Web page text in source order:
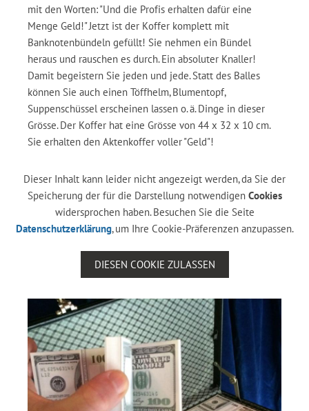
mit den Worten: "Und die Profis erhalten dafür eine
Menge Geld!" Jetzt ist der Koffer komplett mit
Banknotenbündeln gefüllt! Sie nehmen ein Bündel
heraus und rauschen es durch. Ein absoluter Knaller!
Damit begeistern Sie jeden und jede. Statt des Balles
können Sie auch einen Töffhelm, Blumentopf,
Suppenschüssel erscheinen lassen o. ä. Dinge in dieser
Grösse. Der Koffer hat eine Grösse von 44 x 32 x 10 cm.
Sie erhalten den Aktenkoffer voller "Geld"!
Dieser Inhalt kann leider nicht angezeigt werden, da Sie der
Speicherung der für die Darstellung notwendigen Cookies
widersprochen haben. Besuchen Sie die Seite
Datenschutzerklärung, um Ihre Cookie-Präferenzen anzupassen.
DIESEN COOKIE ZULASSEN